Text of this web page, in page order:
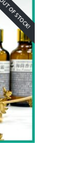
OF STOCK!